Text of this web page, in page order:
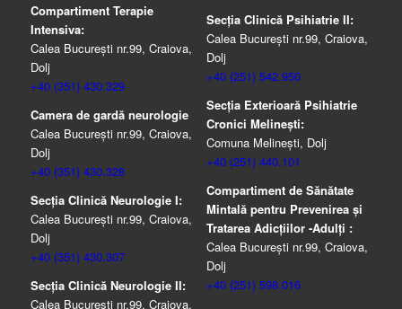
Compartiment Terapie
Intensiva:
Calea București nr.99, Craiova,
Dolj
+40 (351) 430.329
Camera de gardă neurologie
Calea București nr.99, Craiova,
Dolj
+40 (351) 430.328
Secția Clinică Neurologie I:
Calea București nr.99, Craiova,
Dolj
+40 (351) 430.307
Secția Clinică Neurologie II:
Calea București nr.99, Craiova,
Secția Clinică Psihiatrie II:
Calea București nr.99, Craiova,
Dolj
+40 (251) 542.950
Secția Exterioară Psihiatrie
Cronici Melinești:
Comuna Melinești, Dolj
+40 (251) 440.101
Compartiment de Sănătate
Mintală pentru Prevenirea şi
Tratarea Adicţiilor -Adulţi :
Calea București nr.99, Craiova,
Dolj
+40 (251) 598.016